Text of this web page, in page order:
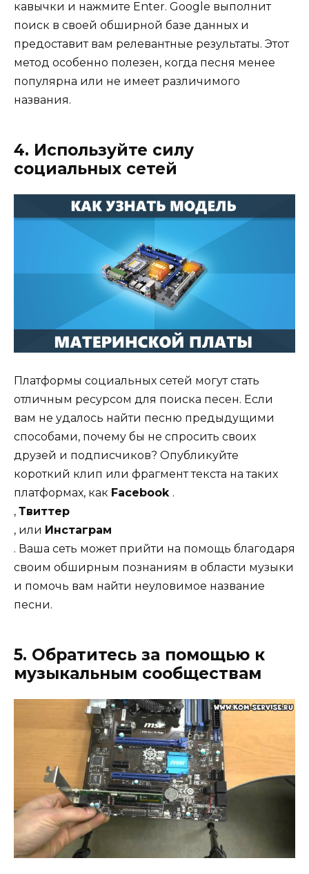
кавычки и нажмите Enter. Google выполнит
поиск в своей обширной базе данных и
предоставит вам релевантные результаты. Этот
метод особенно полезен, когда песня менее
популярна или не имеет различимого
названия.
4. Используйте силу
социальных сетей
Платформы социальных сетей могут стать
отличным ресурсом для поиска песен. Если
вам не удалось найти песню предыдущими
способами, почему бы не спросить своих
друзей и подписчиков? Опубликуйте
короткий клип или фрагмент текста на таких
платформах, как Facebook .
, Твиттер
, или Инстаграм
. Ваша сеть может прийти на помощь благодаря
своим обширным познаниям в области музыки
и помочь вам найти неуловимое название
песни.
5. Обратитесь за помощью к
музыкальным сообществам